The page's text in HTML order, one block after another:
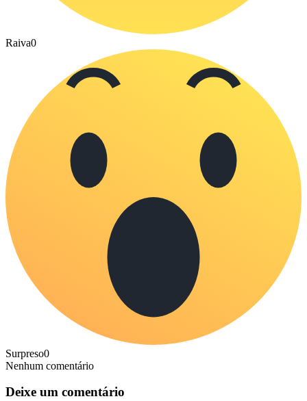
Raiva0
Surpreso0
Nenhum comentário
Deixe um comentário